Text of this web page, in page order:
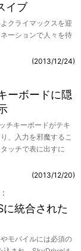
イブ
クライマックスを迎
ーションで人々を待
2013/12/24
ーボードに隠
チキーボードがテキ
、入力を邪魔するこ
ッチで表に出すに
2013/12/20
統合された
モバイルには必須の